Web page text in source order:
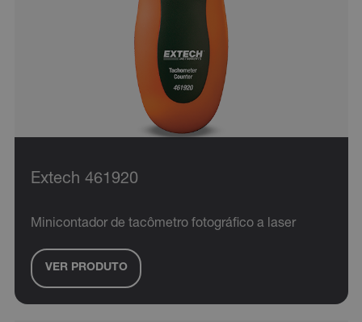
Extech 461920
Minicontador de tacômetro fotográfico a laser
VER PRODUTO